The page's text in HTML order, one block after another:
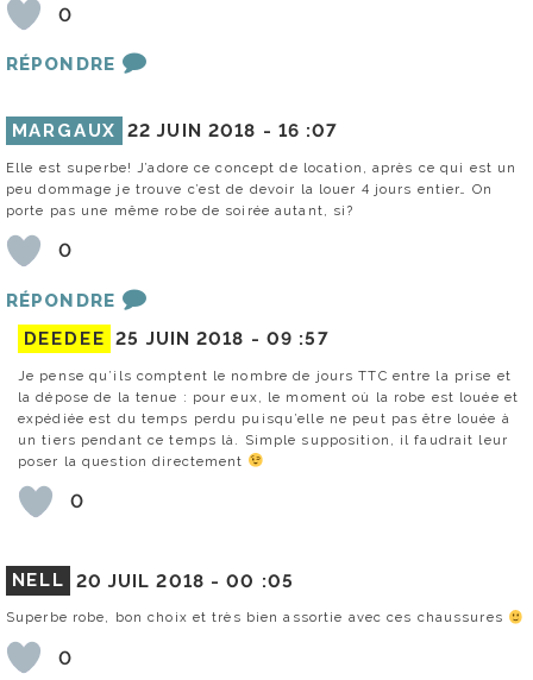
0
RÉPONDRE
MARGAUX 22 JUIN 2018 - 16 :07
Elle est superbe! J’adore ce concept de location, après ce qui est un
peu dommage je trouve c’est de devoir la louer 4 jours entier… On
porte pas une même robe de soirée autant, si?
0
RÉPONDRE
DEEDEE 25 JUIN 2018 - 09 :57
Je pense qu’ils comptent le nombre de jours TTC entre la prise et
la dépose de la tenue : pour eux, le moment où la robe est louée et
expédiée est du temps perdu puisqu’elle ne peut pas être louée à
un tiers pendant ce temps là. Simple supposition, il faudrait leur
poser la question directement
0
NELL 20 JUIL 2018 -00 :05
Superbe robe, bon choix et très bien assortie avec ces chaussures
0